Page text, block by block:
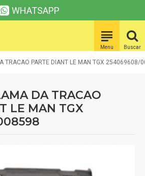
WHATSAPP
TRACAO PARTE DIANT LE MAN TGX 254069608/
DA TRACAO
LE MAN TGX